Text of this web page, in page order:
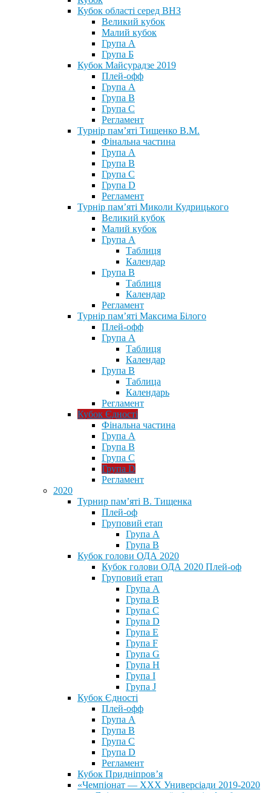
Кубок області серед ВНЗ
Великий кубок
Малий кубок
Група А
Група Б
Кубок Майсурадзе 2019
Плей-офф
Група А
Група В
Група С
Регламент
Турнір пам’яті Тищенко В.М.
Фінальна частина
Група А
Група В
Група С
Група D
Регламент
Турнір пам’яті Миколи Кудрицького
Великий кубок
Малий кубок
Група А
Таблиця
Календар
Група В
Таблиця
Календар
Регламент
Турнір пам’яті Максима Білого
Плей-офф
Група А
Таблиця
Календар
Група В
Таблица
Календарь
Регламент
Кубок Єдності
Фінальна частина
Група А
Група В
Група С
Група D
Регламент
2020
Турнир пам’яті В. Тищенка
Плей-оф
Груповий етап
Група А
Група В
Кубок голови ОДА 2020
Кубок голови ОДА 2020 Плей-оф
Груповий етап
Група A
Група B
Група C
Група D
Група E
Група F
Група G
Група H
Група I
Група J
Кубок Єдності
Плей-офф
Група А
Група В
Група С
Група D
Регламент
Кубок Придніпров’я
«Чемпіонат — ХХХ Универсіади 2019-2020